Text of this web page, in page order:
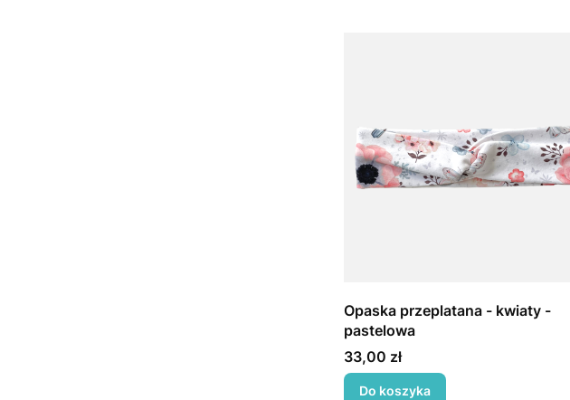
Opaska przeplatana - kwiaty -
pastelowa
Cena
33,00 zł
Do koszyka